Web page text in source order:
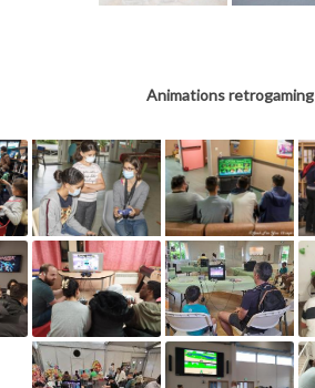
Animations retrogaming